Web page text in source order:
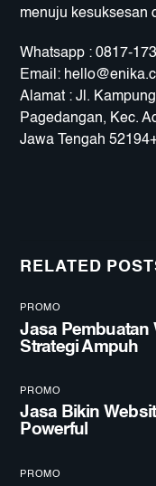
menuju kesuksesan
Whatsapp : 0817-
Email:
Alamat : Jl.
Pagedangan, Kec.
Jawa Tengah
RELATED
PROMO
Jasa Pembuatan
Strategi Ampuh
PROMO
Jasa Bikin
Powerful
PROMO